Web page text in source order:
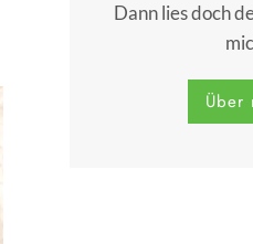
Dann lies doch
Über